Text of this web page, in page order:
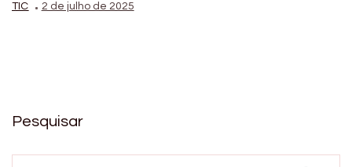
TIC 2 de julho de 2025
Pesquisar